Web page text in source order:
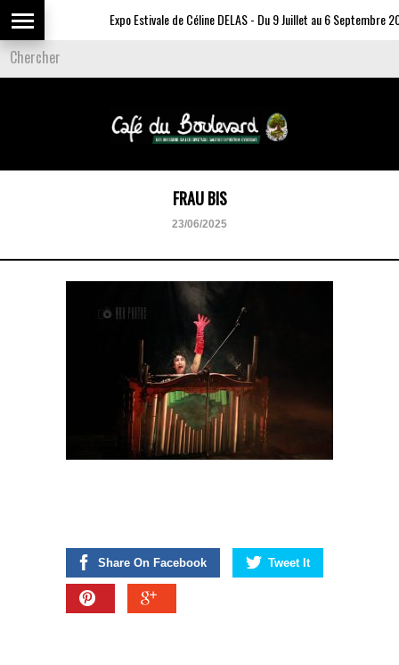
Expo Estivale de Céline DELAS - Du 9 Juillet au 6 Septembre
FRAU BIS
23/06/2025
Share On Facebook Tweet It